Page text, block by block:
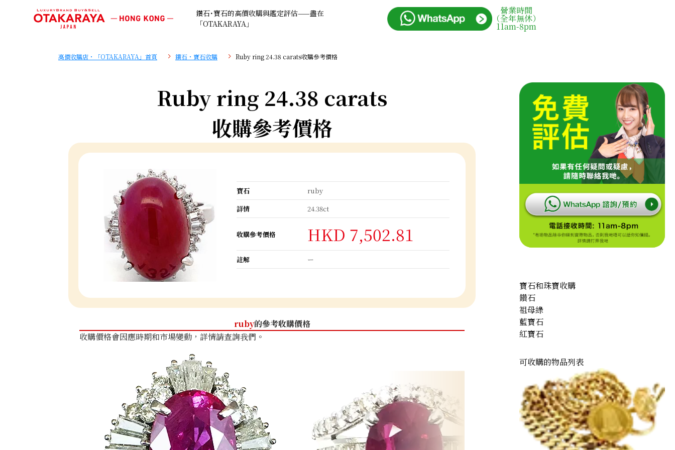
鑽石･寶石的高價收購與鑑定評估——盡在
「OTAKARAYA」
營業時間
（全年無休）
11am-8pm
高價收購店・「OTAKARAYA」首頁 鑽石・寶石收購 Ruby ring 24.38 carats收購參考價格
Ruby ring 24.38 carats
收購參考價格
寶石
ruby
詳情
24.38ct
收購參考價格 HKD 7,502.81
註解 ー
ruby的參考收購價格
收購價格會因應時期和市場變動，詳情請查詢我們。
寶石和珠寶收購
鑽石
祖母綠
藍寶石
紅寶石
可收購的物品列表